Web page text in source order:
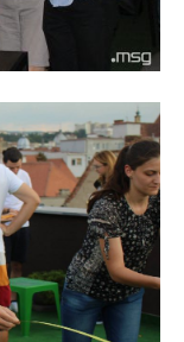
11,243
Cititori